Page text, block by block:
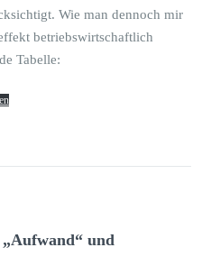
Wie man dennoch mir
betriebswirtschaftlich
Tabelle:
und